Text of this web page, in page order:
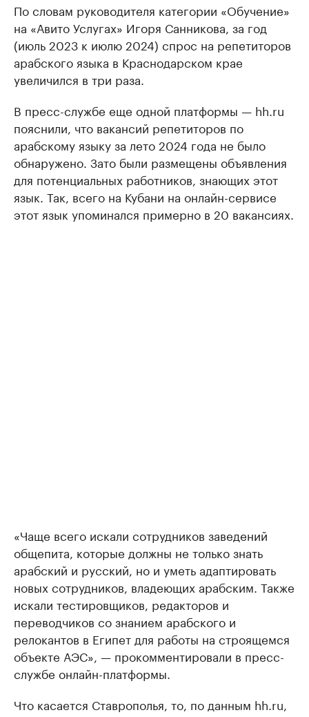
По словам руководителя категории «Обучение»
на «Авито Услугах» Игоря Санникова, за год
(июль 2023 к июлю 2024) спрос на репетиторов
арабского языка в Краснодарском крае
увеличился в три раза.
В пресс-службе еще одной платформы — hh.ru
пояснили, что вакансий репетиторов по
арабскому языку за лето 2024 года не было
обнаружено. Зато были размещены объявления
для потенциальных работников, знающих этот
язык. Так, всего на Кубани на онлайн-сервисе
этот язык упоминался примерно в 20 вакансиях.
«Чаще всего искали сотрудников заведений
общепита, которые должны не только знать
арабский и русский, но и уметь адаптировать
новых сотрудников, владеющих арабским. Также
искали тестировщиков, редакторов и
переводчиков со знанием арабского и
релокантов в Египет для работы на строящемся
объекте АЭС», — прокомментировали в пресс-
службе онлайн-платформы.
Что касается Ставрополья, то, по данным hh.ru,